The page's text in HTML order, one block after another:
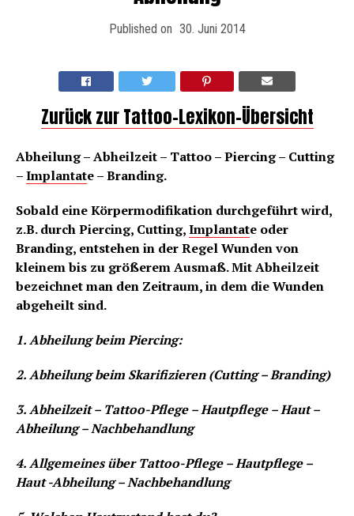
Published on 30. Juni 2014
Zurück zur Tattoo-Lexikon-Übersicht
Abheilung – Abheilzeit – Tattoo – Piercing – Cutting
–Implantate – Branding.
Sobald eine Körpermodifikation durchgeführt wird,
z.B. durch Piercing, Cutting,Implantate oder
Branding, entstehen in der Regel Wunden von
kleinem bis zu größerem Ausmaß. Mit Abheilzeit
bezeichnet man den Zeitraum, in dem die Wunden
abgeheilt sind.
1. Abheilung beim Piercing:
2. Abheilung beim Skarifizieren (Cutting – Branding)
3. Abheilzeit – Tattoo-Pflege – Hautpflege – Haut –
Abheilung – Nachbehandlung
4. Allgemeines über Tattoo-Pflege – Hautpflege –
Haut -Abheilung – Nachbehandlung